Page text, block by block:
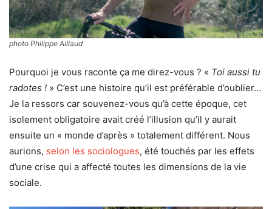
photo Philippe Aillaud
Pourquoi je vous raconte ça me direz-vous ? « Toi aussi tu
radotes ! » C’est une histoire qu’il est préférable d’oublier…
Je la ressors car souvenez-vous qu’à cette époque, cet
isolement obligatoire avait créé l’illusion qu’il y aurait
ensuite un « monde d’après » totalement différent. Nous
aurions, selon les sociologues, été touchés par les effets
d’une crise qui a affecté toutes les dimensions de la vie
sociale.